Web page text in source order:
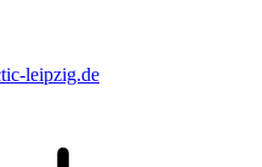
leipzig.de